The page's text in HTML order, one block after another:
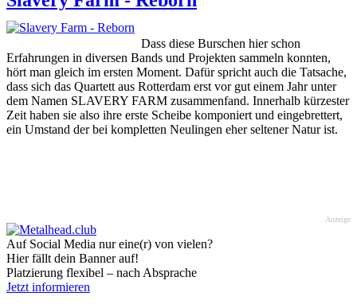
Dass diese Burschen hier schon
Erfahrungen in diversen Bands und Projekten sammeln konnten,
hört man gleich im ersten Moment. Dafür spricht auch die Tatsache,
dass sich das Quartett aus Rotterdam erst vor gut einem Jahr unter
dem Namen SLAVERY FARM zusammenfand. Innerhalb kürzester
Zeit haben sie also ihre erste Scheibe komponiert und eingebrettert,
ein Umstand der bei kompletten Neulingen eher seltener Natur ist.
Anzeige
Auf Social Media nur eine(r) von vielen?
Hier fällt dein Banner auf!
Platzierung flexibel – nach Absprache
Jetzt informieren